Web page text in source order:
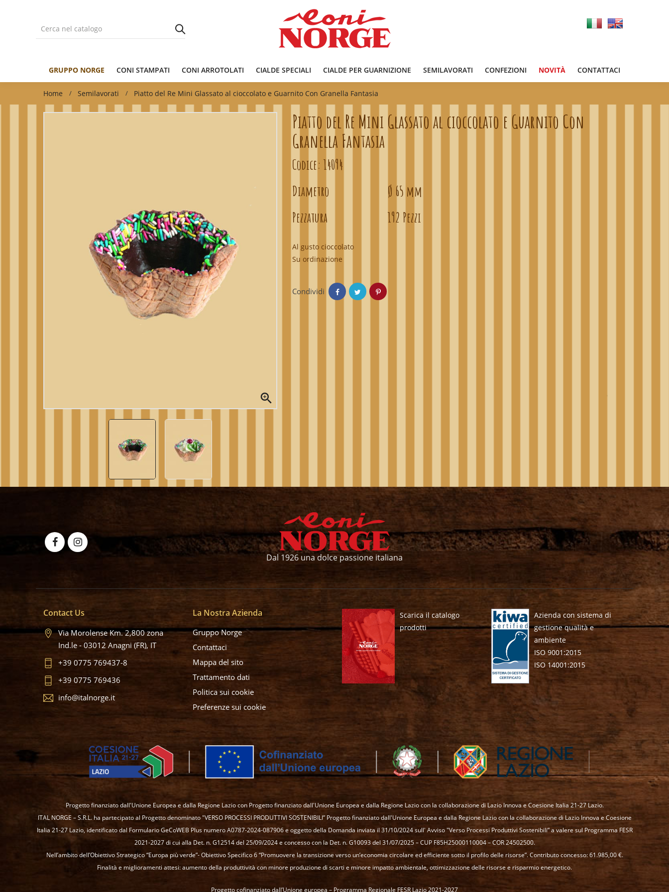
GRUPPO NORGE CONI STAMPATI CONI ARROTOLATI CIALDE SPECIALI CIALDE PER GUARNIZIONE SEMILAVORATI CONFEZIONI NOVITÀ CONTATTACI
Home Semilavorati Piatto del Re Mini Glassato al cioccolato e Guarnito Con Granella Fantasia

Piatto del Re Mini Glassato al cioccolato e Guarnito Con
Granella Fantasia
Codice: 14094
Diametro
Ø 65 mm
Pezzatura
192 Pezzi
Al gusto cioccolato
Su ordinazione
Condividi
Dal 1926 una dolce passione italiana
Contact Us
Via Morolense Km. 2,800 zona
Ind.le - 03012 Anagni (FR), IT
+39 0775 769437-8
+39 0775 769436
info@italnorge.it
La Nostra Azienda
Gruppo Norge
Contattaci
Mappa del sito
Trattamento dati
Politica sui cookie
Preferenze sui cookie
Scarica il catalogo
prodotti
Azienda con sistema di
gestione qualità e
ambiente
ISO 9001:2015
ISO 14001:2015
Progetto finanziato dall'Unione Europea e dalla Regione Lazio con Progetto finanziato dall'Unione Europea e dalla Regione Lazio con la collaborazione di Lazio Innova e Coesione Italia 21-27 Lazio.
ITAL NORGE – S.R.L. ha partecipato al Progetto denominato "VERSO PROCESSI PRODUTTIVI SOSTENIBILI” Progetto finanziato dall'Unione Europea e dalla Regione Lazio con la collaborazione di Lazio Innova e Coesione
Italia 21-27 Lazio, identificato dal Formulario GeCoWEB Plus numero A0787-2024-087906 e oggetto della Domanda inviata il 31/10/2024 sull' Avviso "Verso Processi Produttivi Sostenibili” a valere sul Programma FESR
2021-2027 di cui alla Det. n. G12514 del 25/09/2024 e concesso con la Det. n. G10093 del 31/07/2025 – CUP F85H25000110004 – COR 24502500.
Nell’ambito dell’Obiettivo Strategico “Europa più verde”- Obiettivo Specifico 6 “Promuovere la transizione verso un’economia circolare ed efficiente sotto il profilo delle risorse”. Contributo concesso: 61.985,00 €.
Finalità e miglioramenti attesi: aumento della produttività con minore produzione di scarti e minore impatto ambientale, ottimizzazione delle risorse e risparmio energetico.
Progetto cofinanziato dall’Unione europea – Programma Regionale FESR Lazio 2021-2027